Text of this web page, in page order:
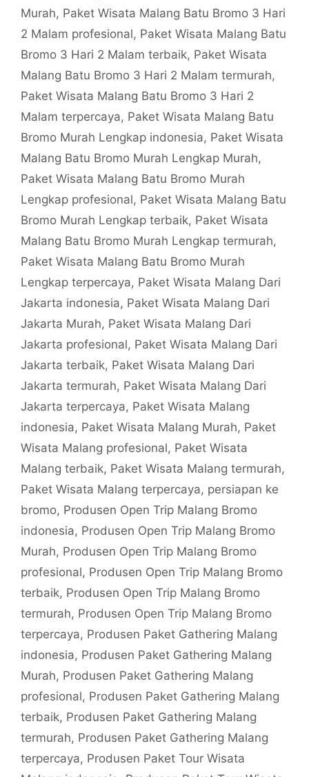
Murah, Paket Wisata Malang Batu Bromo 3 Hari
2 Malam profesional, Paket Wisata Malang Batu
Bromo 3 Hari 2 Malam terbaik, Paket Wisata
Malang Batu Bromo 3 Hari 2 Malam termurah,
Paket Wisata Malang Batu Bromo 3 Hari 2
Malam terpercaya, Paket Wisata Malang Batu
Bromo Murah Lengkap indonesia, Paket Wisata
Malang Batu Bromo Murah Lengkap Murah,
Paket Wisata Malang Batu Bromo Murah
Lengkap profesional, Paket Wisata Malang Batu
Bromo Murah Lengkap terbaik, Paket Wisata
Malang Batu Bromo Murah Lengkap termurah,
Paket Wisata Malang Batu Bromo Murah
Lengkap terpercaya, Paket Wisata Malang Dari
Jakarta indonesia, Paket Wisata Malang Dari
Jakarta Murah, Paket Wisata Malang Dari
Jakarta profesional, Paket Wisata Malang Dari
Jakarta terbaik, Paket Wisata Malang Dari
Jakarta termurah, Paket Wisata Malang Dari
Jakarta terpercaya, Paket Wisata Malang
indonesia, Paket Wisata Malang Murah, Paket
Wisata Malang profesional, Paket Wisata
Malang terbaik, Paket Wisata Malang termurah,
Paket Wisata Malang terpercaya, persiapan ke
bromo, Produsen Open Trip Malang Bromo
indonesia, Produsen Open Trip Malang Bromo
Murah, Produsen Open Trip Malang Bromo
profesional, Produsen Open Trip Malang Bromo
terbaik, Produsen Open Trip Malang Bromo
termurah, Produsen Open Trip Malang Bromo
terpercaya, Produsen Paket Gathering Malang
indonesia, Produsen Paket Gathering Malang
Murah, Produsen Paket Gathering Malang
profesional, Produsen Paket Gathering Malang
terbaik, Produsen Paket Gathering Malang
termurah, Produsen Paket Gathering Malang
terpercaya, Produsen Paket Tour Wisata